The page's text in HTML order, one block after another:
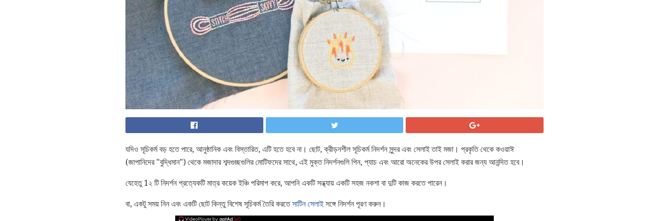
যদিও সূচিকর্ম বড় হতে পারে, আনুষ্ঠানিক এবং বিস্তারিত, এটি হতে হবে না। ছোট, ক্রীড়নশীল সূচিকর্ম নিদর্শন সুন্দর এবং সেলাই তাই মজা। প্রকৃতি থেকে কওয়াঈ
(জাপানিদের "বুদ্ধিমান") থেকে মজাদার শব্দগুচ্ছগুলির মোটিফদের সাথে, এই মুক্ত নিদর্শনগুলি পিন, প্যাচ এবং আরো অনেকের উপর সেলাই করার জন্য আনন্দিত হবে।
যেহেতু 1২ টি নিদর্শন প্রত্যেকটি মাত্র কয়েক ইঞ্চি পরিমাপ করে, আপনি একটি সন্ধ্যায় একটি সহজ নকশা বা দুটি কাজ করতে পারেন।
বা, একটু সময় নিন এবং একটি ছোট কিন্তু বিশেষ সূচিকর্ম তৈরি করতেসাটিন সেলাই সঙ্গে নিদর্শন পূরণ করুন।